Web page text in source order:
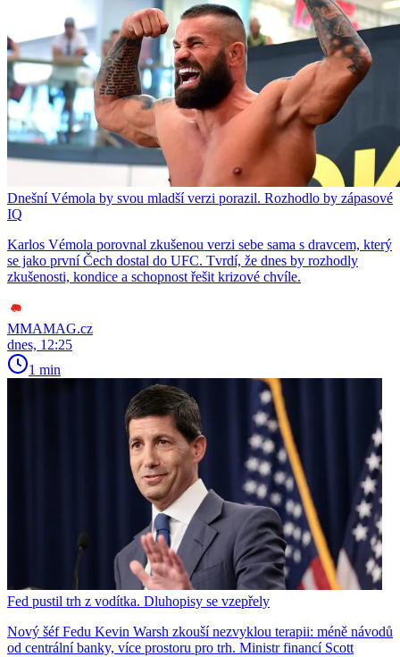
Dnešní Vémola by svou mladší verzi porazil. Rozhodlo by zápasové
IQ
Karlos Vémola porovnal zkušenou verzi sebe sama s dravcem, který
se jako první Čech dostal do UFC. Tvrdí, že dnes by rozhodly
zkušenosti, kondice a schopnost řešit krizové chvíle.
MMAMAG.cz
dnes, 12:25
1 min
Fed pustil trh z vodítka. Dluhopisy se vzepřely
Nový šéf Fedu Kevin Warsh zkouší nezvyklou terapii: méně návodů
od centrální banky, více prostoru pro trh. Ministr financí Scott